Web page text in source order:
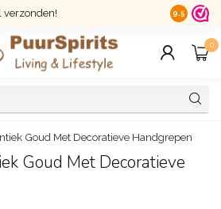
verzonden! 14 dagen
9.5
0
Goud Met Decoratieve Handgrepen
Goud Met Decoratieve